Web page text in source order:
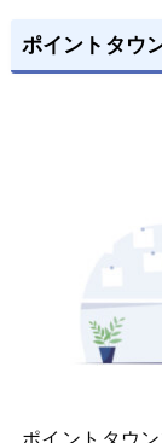
ポイントタウ